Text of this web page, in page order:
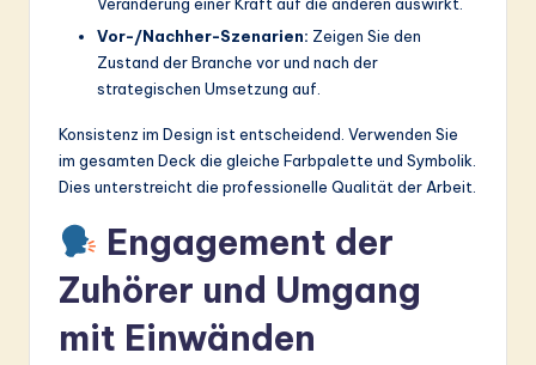
Vor-/Nachher-Szenarien: Zeigen Sie den
Zustand der Branche vor und nach der
strategischen Umsetzung auf.
Konsistenz im Design ist entscheidend. Verwenden Sie
im gesamten Deck die gleiche Farbpalette und Symbolik.
Dies unterstreicht die professionelle Qualität der Arbeit.
Engagement der
Zuhörer und Umgang
mit Einwänden